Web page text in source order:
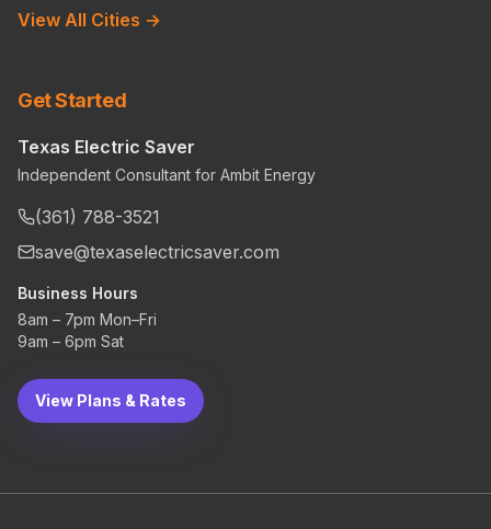
View All Cities →
Get Started
Texas Electric Saver
Independent Consultant for Ambit Energy
(361) 788-3521
save@texaselectricsaver.com
Business Hours
8am – 7pm Mon–Fri
9am – 6pm Sat
View Plans & Rates